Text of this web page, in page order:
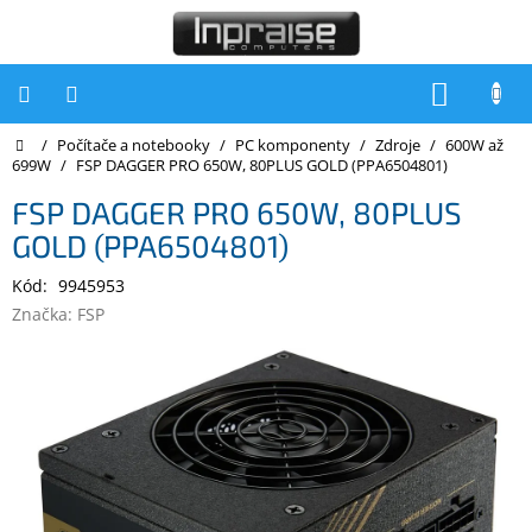
Počítače
Inpraise
Notebooky
Tiskárny
Oblíbené
Domů
/ Počítače a notebooky / PC komponenty / Zdroje / 600W až
699W / FSP DAGGER PRO 650W, 80PLUS GOLD (PPA6504801)
FSP DAGGER PRO 650W, 80PLUS
GOLD (PPA6504801)
Kód: 9945953
Značka: FSP